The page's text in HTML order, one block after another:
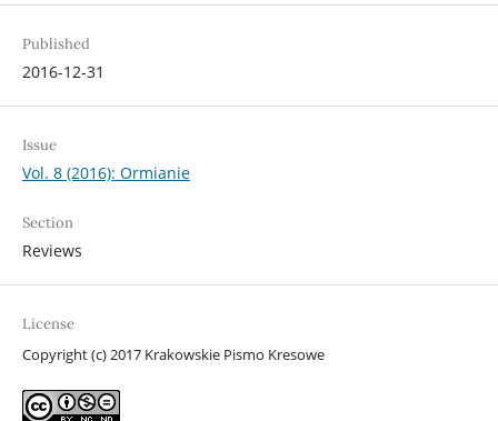
Published
2016-12-31
Issue
Vol. 8 (2016): Ormianie
Section
Reviews
License
Copyright (c) 2017 Krakowskie Pismo Kresowe